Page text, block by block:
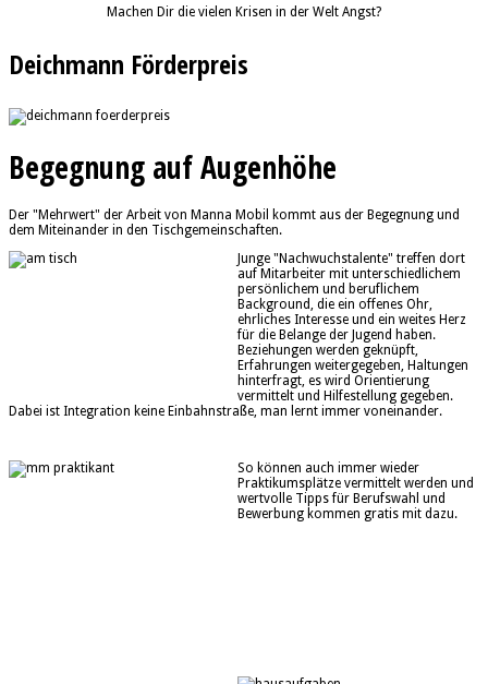
Machen Dir die vielen Krisen in der Welt Angst?
Deichmann Förderpreis
Begegnung auf Augenhöhe
Der "Mehrwert" der Arbeit von Manna Mobil kommt aus der Begegnung und
dem Miteinander in den Tischgemeinschaften.
Junge "Nachwuchstalente" treffen dort
auf Mitarbeiter mit unterschiedlichem
persönlichem und beruflichem
Background, die ein offenes Ohr,
ehrliches Interesse und ein weites Herz
für die Belange der Jugend haben.
Beziehungen werden geknüpft,
Erfahrungen weitergegeben, Haltungen
hinterfragt, es wird Orientierung
vermittelt und Hilfestellung gegeben.
Dabei ist Integration keine Einbahnstraße, man lernt immer voneinander.
So können auch immer wieder
Praktikumsplätze vermittelt werden und
wertvolle Tipps für Berufswahl und
Bewerbung kommen gratis mit dazu.